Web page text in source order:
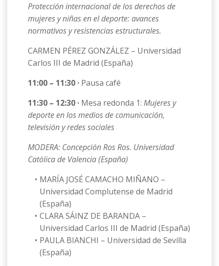
Protección internacional de los derechos de
mujeres y niñas en el deporte: avances
normativos y resistencias estructurales.
CARMEN PÉREZ GONZÁLEZ – Universidad
Carlos III de Madrid (España)
11:00 – 11:30 · Pausa café
11:30 – 12:30 · Mesa redonda 1: Mujeres y
deporte en los medios de comunicación,
televisión y redes sociales
MODERA: Concepción Ros Ros. Universidad
Católica de Valencia (España)
MARÍA JOSÉ CAMACHO MIÑANO –
Universidad Complutense de Madrid
(España)
CLARA SÁINZ DE BARANDA –
Universidad Carlos III de Madrid (España)
PAULA BIANCHI – Universidad de Sevilla
(España)